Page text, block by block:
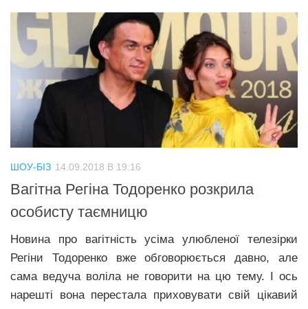
ШОУ-БІЗ 14.09.2018 В 19:16
Вaгiтна Регіна Тодоренко розкрила
особисту таємницю
Новина про вaгiтнiсть усіма улюбленої телезірки
Регіни Тодоренко вже обговорюється давно, але
сама ведуча воліла не говорити на цю тему. І ось
нарешті вона перестала приховувати свій цікавий